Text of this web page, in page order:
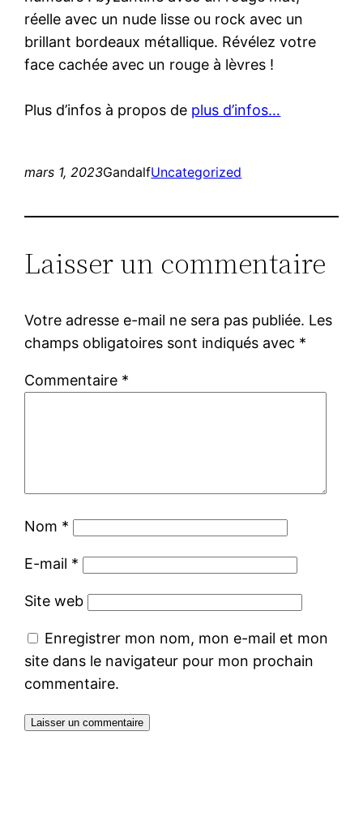
réelle avec un nude lisse ou rock avec un
brillant bordeaux métallique. Révélez votre
face cachée avec un rouge à lèvres !
Plus d’infos à propos de plus d’infos…
mars 1, 2023GandalfUncategorized
Laisser un commentaire
Votre adresse e-mail ne sera pas publiée. Les
champs obligatoires sont indiqués avec *
Commentaire *
Nom *
E-mail *
Site web
Enregistrer mon nom, mon e-mail et mon
site dans le navigateur pour mon prochain
commentaire.